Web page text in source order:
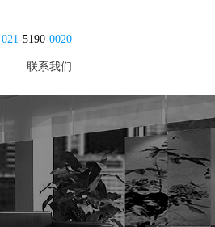
021-5190-0020
联系我们